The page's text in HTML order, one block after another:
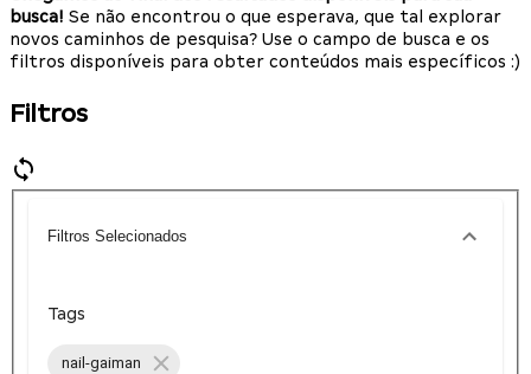
busca! Se não encontrou o que esperava, que tal explorar
novos caminhos de pesquisa? Use o campo de busca e os
filtros disponíveis para obter conteúdos mais específicos :)
Filtros
Filtros Selecionados
Tags
nail-gaiman